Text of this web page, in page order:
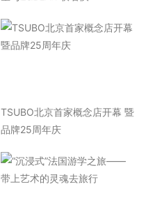
TSUBO北京首家概念店开幕 暨
品牌25周年庆